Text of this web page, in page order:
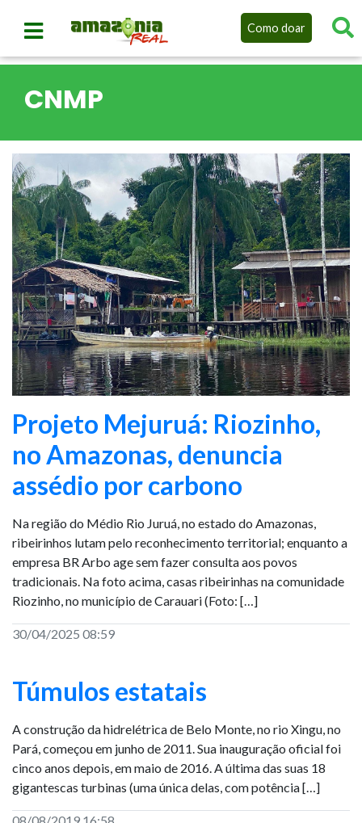
Como doar
CNMP
Projeto Mejuruá: Riozinho,
no Amazonas, denuncia
assédio por carbono
Na região do Médio Rio Juruá, no estado do Amazonas,
ribeirinhos lutam pelo reconhecimento territorial; enquanto a
empresa BR Arbo age sem fazer consulta aos povos
tradicionais. Na foto acima, casas ribeirinhas na comunidade
Riozinho, no município de Carauari (Foto: […]
30/04/2025 08:59
Túmulos estatais
A construção da hidrelétrica de Belo Monte, no rio Xingu, no
Pará, começou em junho de 2011. Sua inauguração oficial foi
cinco anos depois, em maio de 2016. A última das suas 18
gigantescas turbinas (uma única delas, com potência […]